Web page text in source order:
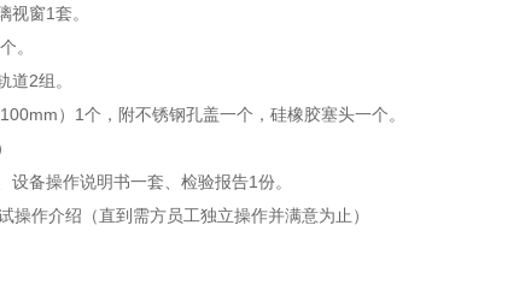
视窗1套。
。
道2组。
）1个，附不锈钢孔盖一个，硅橡胶塞头一个。
设备操作说明书一套、检验报告1份。
操作介绍（直到需方员工独立操作并满意为止）